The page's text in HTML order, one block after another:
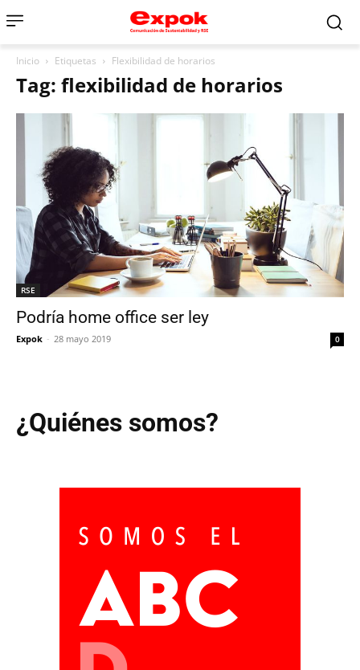
Inicio Etiquetas Flexibilidad de horarios
Tag: flexibilidad de horarios
RSE
Podría home office ser ley
Expok - 28 mayo 2019 0
¿Quiénes somos?